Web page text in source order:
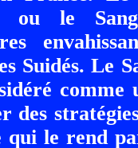
ou le
Suidés. Le
comme
des
qui le rend